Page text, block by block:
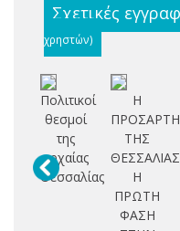
Σχετικές
χρηστών)
Πολιτικοί
θεσμοί
της
αρχαίας
Θεσσαλίας
Η
ΤΗΣ
Η
ΠΡΩΤΗ
ΦΑΣΗ